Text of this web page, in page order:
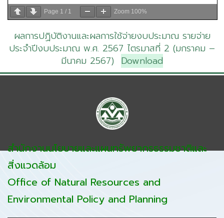
Page 1 / 1 Zoom 100%
ผลการปฏิบัติงานและผลการใช้จ่ายงบประมาณ รายจ่าย
ประจำปีงบประมาณ พ.ศ. 2567 ไตรมาสที่ 2 (มกราคม –
มีนาคม 2567) Download
สำนักงานนโยบายและแผนทรัพยากรธรรมชาติและ
สิ่งแวดล้อม
Office of Natural Resources and
Environmental Policy and Planning